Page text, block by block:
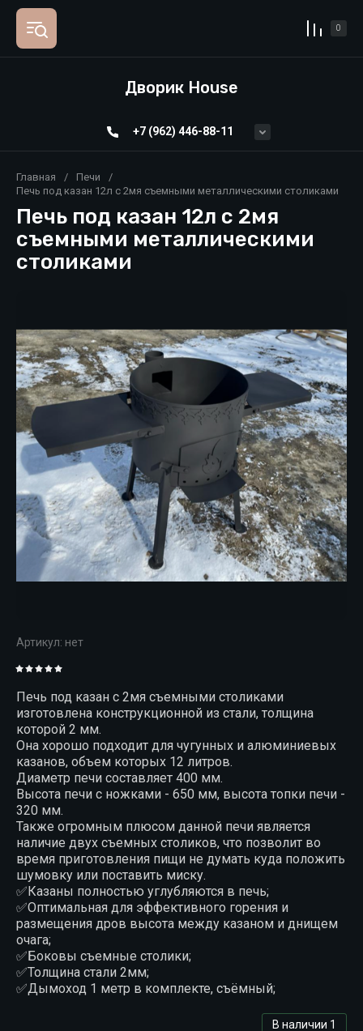
0
Дворик House
+7 (962) 446-88-11
Главная / Печи
/
Печь под казан 12л с 2мя съемными металлическими столиками
Печь под казан 12л с 2мя
съемными металлическими
столиками
Артикул: нет
Печь под казан с 2мя съемными столиками
изготовлена конструкционной из стали, толщина
которой 2 мм.
Она хорошо подходит для чугунных и алюминиевых
казанов, объем которых 12 литров.
Диаметр печи составляет 400 мм.
Высота печи с ножками - 650 мм, высота топки печи -
320 мм.
Также огромным плюсом данной печи является
наличие двух съемных столиков, что позволит во
время приготовления пищи не думать куда положить
шумовку или поставить миску.
✅Казаны полностью углубляются в печь;
✅Оптимальная для эффективного горения и
размещения дров высота между казаном и днищем
очага;
✅Боковы съемные столики;
✅Толщина стали 2мм;
✅Дымоход 1 метр в комплекте, съёмный;
В наличии 1